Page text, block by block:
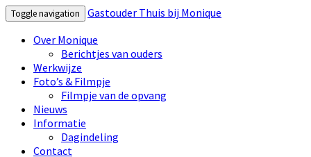
Toggle navigation
Gastouder Thuis bij Monique
Over Monique
Berichtjes van ouders
Werkwijze
Foto’s & Filmpje
Filmpje van de opvang
Nieuws
Informatie
Dagindeling
Contact